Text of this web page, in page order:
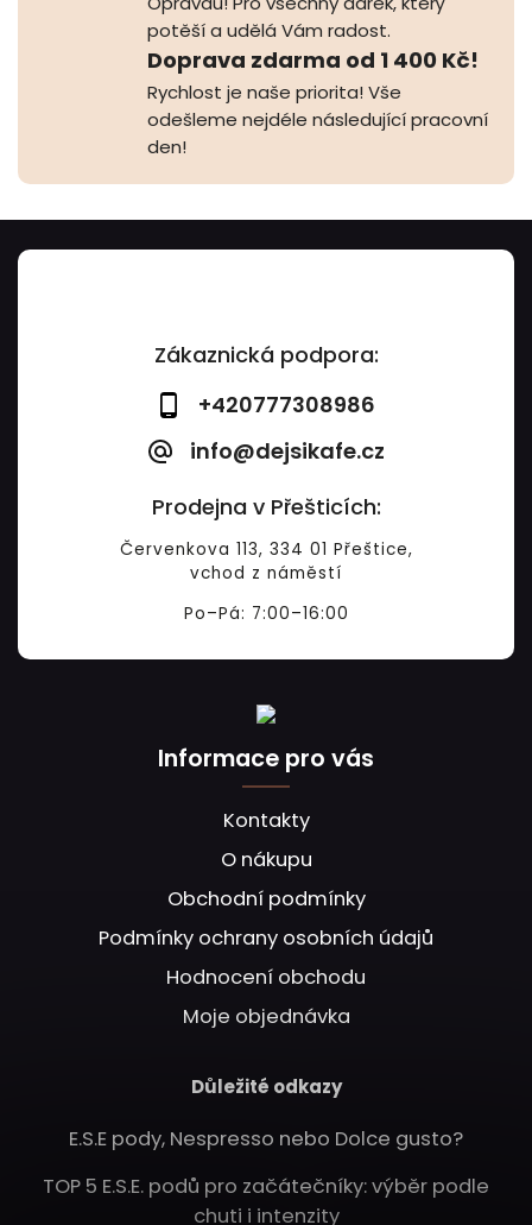
potěší a udělá Vám radost.
Doprava zdarma od 1 400 Kč!
Rychlost je naše priorita! Vše
odešleme nejdéle následující pracovní
den!
Zákaznická podpora:
+420777308986
info@dejsikafe.cz
Prodejna v Přešticích:
Červenkova 113, 334 01 Přeštice,
vchod z náměstí
Po–Pá: 7:00–16:00
Informace pro vás
Kontakty
O nákupu
Obchodní podmínky
Podmínky ochrany osobních údajů
Hodnocení obchodu
Moje objednávka
Důležité odkazy
E.S.E pody, Nespresso nebo Dolce gusto?
TOP 5 E.S.E. podů pro začátečníky: výběr podle
chuti i intenzity